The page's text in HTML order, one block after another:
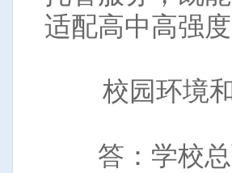
适配高中高强
校园环境
答：学校总